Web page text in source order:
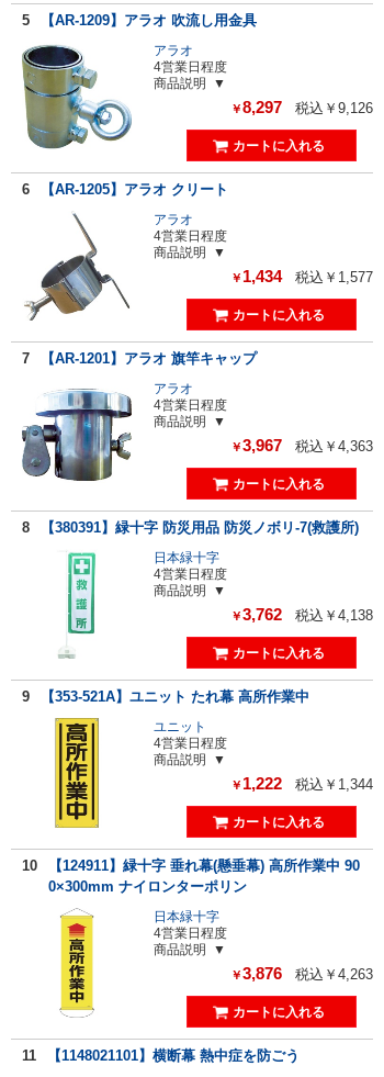
5 【AR-1209】アラオ 吹流し用金具
アラオ
4営業日程度
商品説明
￥8,297 税込￥9,126
6 【AR-1205】アラオ クリート
アラオ
4営業日程度
商品説明
￥ 1,434 税込￥1,577
7 【AR-1201】アラオ 旗竿キャップ
アラオ
4営業日程度
商品説明
￥3,967 税込￥4,363
8 【380391】緑十字 防災用品 防災ノボリ-7(救護所)
日本緑十字
4営業日程度
商品説明
￥3,762 税込￥4,138
9 【353-521A】ユニット たれ幕 高所作業中
ユニット
4営業日程度
商品説明
￥ 1,222 税込￥1,344
10
【124911】緑十字 垂れ幕(懸垂幕) 高所作業中 90
0×300mm ナイロンターポリン
日本緑十字
4営業日程度
商品説明
￥3,876 税込￥4,263
11 【1148021101】横断幕 熱中症を防ごう